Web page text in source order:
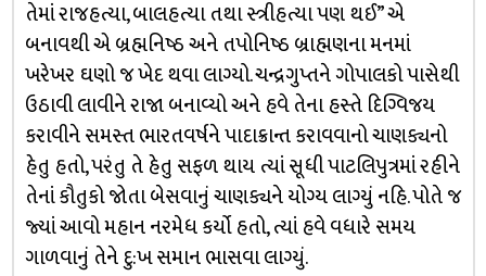
તેમાં રાજહત્યા, બાલહત્યા તથા સ્ત્રીહત્યા પણ થઈ” એ
બનાવથી એ બ્રહ્મનિષ્ઠ અને તપોનિષ્ઠ બ્રાહ્મણના મનમાં
ખરેખર ઘણો જ ખેદ થવા લાગ્યો. ચન્દ્રગુપ્તને ગોપાલકો પાસેથી
ઉઠાવી લાવીને રાજા બનાવ્યો અને હવે તેના હસ્તે દિગ્વિજય
કરાવીને સમસ્ત ભારતવર્ષને પાદાક્રાન્ત કરાવવાનો ચાણક્યનો
હેતુ હતો, પરંતુ તે હેતુ સફળ થાય ત્યાં સૂધી પાટલિપુત્રમાં રહીને
તેનાં કૌતુકો જોતા બેસવાનું ચાણક્યને યોગ્ય લાગ્યું નહિ. પોતે જ
જ્યાં આવો મહાન નરમેધ કર્યો હતો, ત્યાં હવે વધારે સમય
ગાળવાનું તેને દુ:ખ સમાન ભાસવા લાગ્યું.